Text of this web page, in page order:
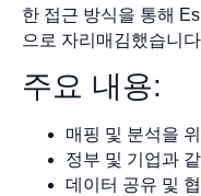
한 접근 방식을 통해
으로 자리매김했습니
주요 내용:
매핑 및 분석을
정부 및 기업과
데이터 공유 및